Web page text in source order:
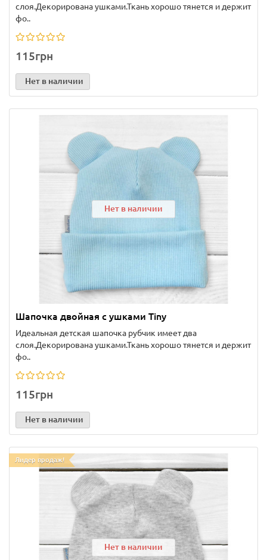
слоя.Декорирована ушками.Ткань хорошо тянется и держит
фо..
115грн
Нет в наличии
Нет в наличии
Шапочка двойная с ушками Tiny
Идеальная детская шапочка рубчик имеет два
слоя.Декорирована ушками.Ткань хорошо тянется и держит
фо..
115грн
Нет в наличии
Лидер продаж!
Нет в наличии